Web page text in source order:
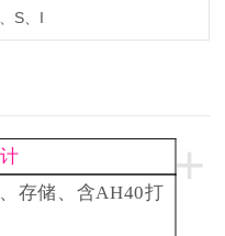
S、I
+
存储、含AH40打